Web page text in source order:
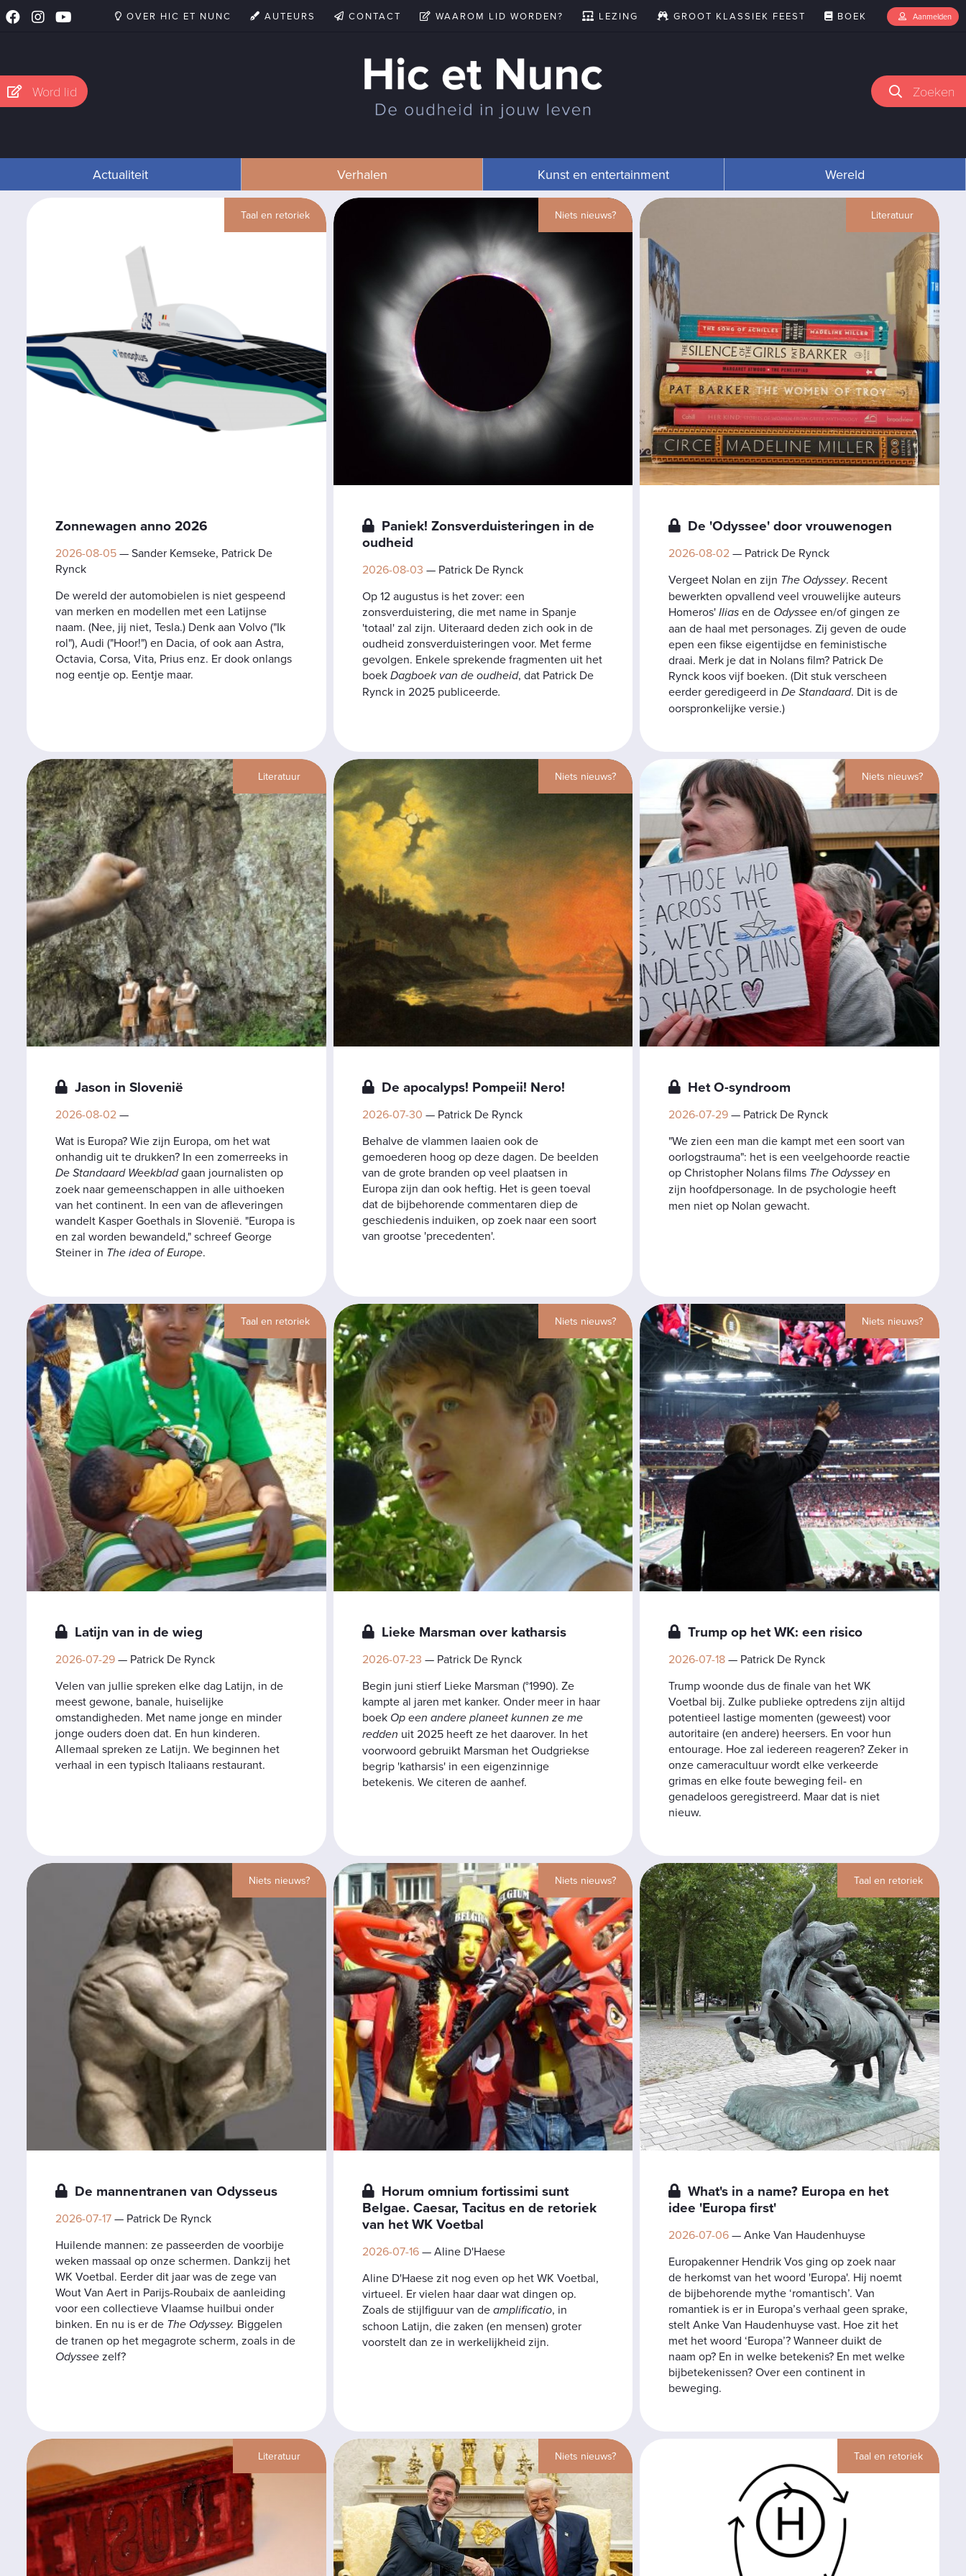
OVER HIC ET NUNC AUTEURS CONTACT WAAROM LID WORDEN? LEZING GROOT KLASSIEK FEEST BOEK Aanmelden
Word lid Zoeken
Actualiteit Verhalen Kunst en entertainment Wereld
Taal en retoriek
Zonnewagen anno 2026
2026-08-05— Sander Kemseke, Patrick De
Rynck
De wereld der automobielen is niet gespeend
van merken en modellen met een Latijnse
naam. (Nee, jij niet, Tesla.) Denk aan Volvo ("Ik
rol"), Audi ("Hoor!") en Dacia, of ook aan Astra,
Octavia, Corsa, Vita, Prius enz. Er dook onlangs
nog eentje op. Eentje maar.
Niets nieuws?
Paniek! Zonsverduisteringen in de
oudheid
2026-08-03 — Patrick De Rynck
Op 12 augustus is het zover: een
zonsverduistering, die met name in Spanje
'totaal' zal zijn. Uiteraard deden zich ook in de
oudheid zonsverduisteringen voor. Met ferme
gevolgen. Enkele sprekende fragmenten uit het
boekDagboek van de oudheid, dat Patrick De
Rynck in 2025 publiceerde.
Literatuur
De 'Odyssee' door vrouwenogen
2026-08-02— Patrick De Rynck
Vergeet Nolan en zijn The Odyssey. Recent
bewerkten opvallend veel vrouwelijke auteurs
Homeros'Iliasen de Odysseeen/of gingen ze
aan de haal met personages. Zij geven de oude
epen een fikse eigentijdse en feministische
draai. Merk je dat in Nolans film? Patrick De
Rynck koos vijf boeken. (Dit stuk verscheen
eerder geredigeerd inDe Standaard. Dit is de
oorspronkelijke versie.)
Literatuur
Jason in Slovenië
2026-08-02—
Wat is Europa? Wie zijn Europa, om het wat
onhandig uit te drukken? In een zomerreeks in
De Standaard Weekbladgaan journalisten op
zoek naar gemeenschappen in alle uithoeken
van het continent. In een van de afleveringen
wandelt Kasper Goethals in Slovenië. "Europa is
en zal worden bewandeld," schreef George
Steiner in The idea of Europe.
Niets nieuws?
De apocalyps! Pompeii! Nero!
2026-07-30 — Patrick De Rynck
Behalve de vlammen laaien ook de
gemoederen hoog op deze dagen. De beelden
van de grote branden op veel plaatsen in
Europa zijn dan ook heftig. Het is geen toeval
dat de bijbehorende commentaren diep de
geschiedenis induiken, op zoek naar een soort
van grootse 'precedenten'.
Niets nieuws?
Het O-syndroom
2026-07-29— Patrick De Rynck
"We zien een man die kampt met een soort van
oorlogstrauma": het is een veelgehoorde reactie
op Christopher Nolans films The Odysseyen
zijn hoofdpersonage. In de psychologie heeft
men niet op Nolan gewacht.
Taal en retoriek
Latijn van in de wieg
2026-07-29— Patrick De Rynck
Velen van jullie spreken elke dag Latijn, in de
meest gewone, banale, huiselijke
omstandigheden. Met name jonge en minder
jonge ouders doen dat. En hun kinderen.
Allemaal spreken ze Latijn. We beginnen het
verhaal in een typisch Italiaans restaurant.
Niets nieuws?
Lieke Marsman over katharsis
2026-07-23 — Patrick De Rynck
Begin juni stierf Lieke Marsman (°1990). Ze
kampte al jaren met kanker. Onder meer in haar
boek Op een andere planeet kunnen ze me
redden uit 2025 heeft ze het daarover. In het
voorwoord gebruikt Marsman het Oudgriekse
begrip 'katharsis' in een eigenzinnige
betekenis. We citeren de aanhef.
Niets nieuws?
Trump op het WK: een risico
2026-07-18— Patrick De Rynck
Trump woonde dus de finale van het WK
Voetbal bij. Zulke publieke optredens zijn altijd
potentieel lastige momenten (geweest) voor
autoritaire (en andere) heersers. En voor hun
entourage. Hoe zal iedereen reageren? Zeker in
onze cameracultuur wordt elke verkeerde
grimas en elke foute beweging feil- en
genadeloos geregistreerd. Maar dat is niet
nieuw.
Niets nieuws?
De mannentranen van Odysseus
2026-07-17— Patrick De Rynck
Huilende mannen: ze passeerden de voorbije
weken massaal op onze schermen. Dankzij het
WK Voetbal. Eerder dit jaar was de zege van
Wout Van Aert in Parijs-Roubaix de aanleiding
voor een collectieve Vlaamse huilbui onder
binken. En nu is er de The Odyssey. Biggelen
de tranen op het megagrote scherm, zoals in de
Odysseezelf?
Niets nieuws?
Horum omnium fortissimi sunt
Belgae. Caesar, Tacitus en de retoriek
van het WK Voetbal
2026-07-16— Aline D'Haese
Aline D'Haese zit nog even op het WK Voetbal,
virtueel. Er vielen haar daar wat dingen op.
Zoals de stijlfiguur van deamplificatio, in
schoon Latijn, die zaken (en mensen) groter
voorstelt dan ze in werkelijkheid zijn.
Taal en retoriek
What's in a name? Europa en het
idee 'Europa first'
2026-07-06— Anke Van Haudenhuyse
Europakenner Hendrik Vos ging op zoek naar
de herkomst van het woord 'Europa'. Hij noemt
de bijbehorende mythe ‘romantisch’. Van
romantiek is er in Europa’s verhaal geen sprake,
stelt Anke Van Haudenhuyse vast. Hoe zit het
met het woord ‘Europa’? Wanneer duikt de
naam op? En in welke betekenis? En met welke
bijbetekenissen? Over een continent in
beweging.
Literatuur Niets nieuws? Taal en retoriek